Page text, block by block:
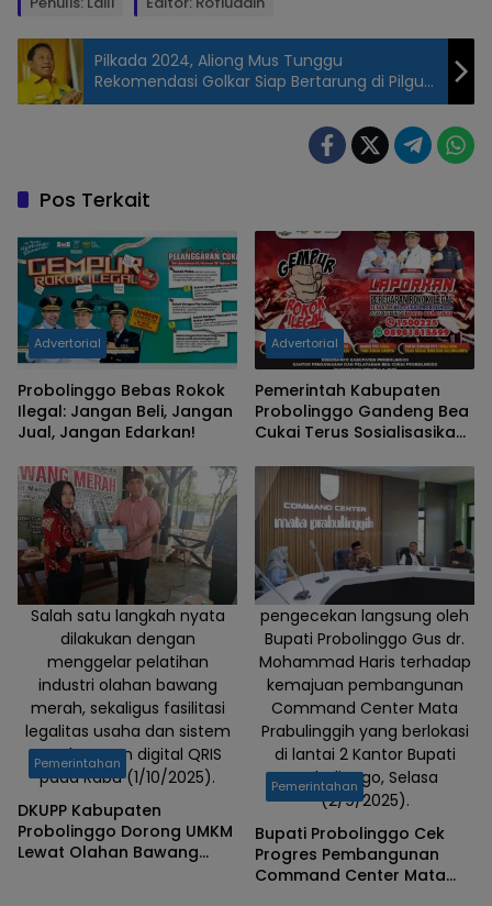
Pilkada 2024, Aliong Mus Tunggu
Rekomendasi Golkar Siap Bertarung di Pilgub
Maluku Utara
Pos Terkait
Advertorial
Probolinggo Bebas Rokok
Ilegal: Jangan Beli, Jangan
Jual, Jangan Edarkan!
Advertorial
Pemerintah Kabupaten
Probolinggo Gandeng Bea
Cukai Terus Sosialisasikan
Salah satu langkah nyata
dilakukan dengan
menggelar pelatihan
industri olahan bawang
merah, sekaligus fasilitasi
legalitas usaha dan sistem
pembayaran digital QRIS
pada Rabu (1/10/2025).
Pemerintahan
DKUPP Kabupaten
Probolinggo Dorong UMKM
Lewat Olahan Bawang
pengecekan langsung oleh
Bupati Probolinggo Gus dr.
Mohammad Haris terhadap
kemajuan pembangunan
Command Center Mata
Prabulinggih yang berlokasi
di lantai 2 Kantor Bupati
Probolinggo, Selasa
(2/9/2025).
Pemerintahan
Bupati Probolinggo Cek
Progres Pembangunan
Command Center Mata